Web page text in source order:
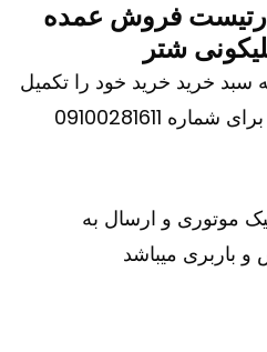
فروش عمده
شتر
خرید خرید خود را تکمیل
نمایید و شماره سفارش را برای شماره 09100281611
موتوری و ارسال به
باربری میباشد